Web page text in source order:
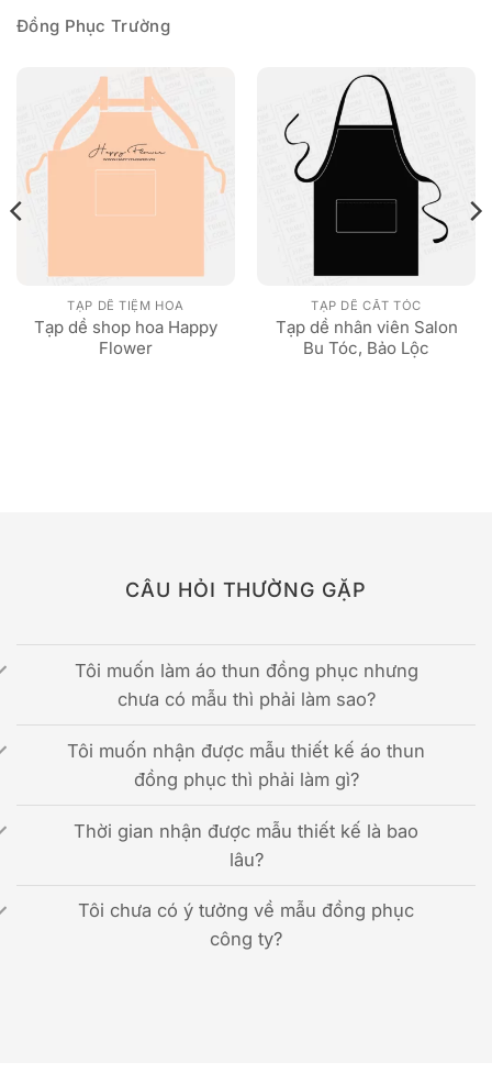
Đồng Phục Trường
TẠP DỀ TIỆM HOA
Tạp dề shop hoa Happy
Flower
TẠP DỀ CẮT TÓC
Tạp dề nhân viên Salon
Bu Tóc, Bảo Lộc
CÂU HỎI THƯỜNG GẶP
Tôi muốn làm áo thun đồng phục nhưng
chưa có mẫu thì phải làm sao?
Tôi muốn nhận được mẫu thiết kế áo thun
đồng phục thì phải làm gì?
Thời gian nhận được mẫu thiết kế là bao
lâu?
Tôi chưa có ý tưởng về mẫu đồng phục
công ty?